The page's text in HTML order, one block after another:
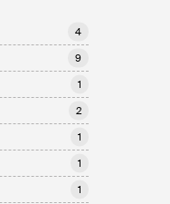
4
9
1
2
1
1
1